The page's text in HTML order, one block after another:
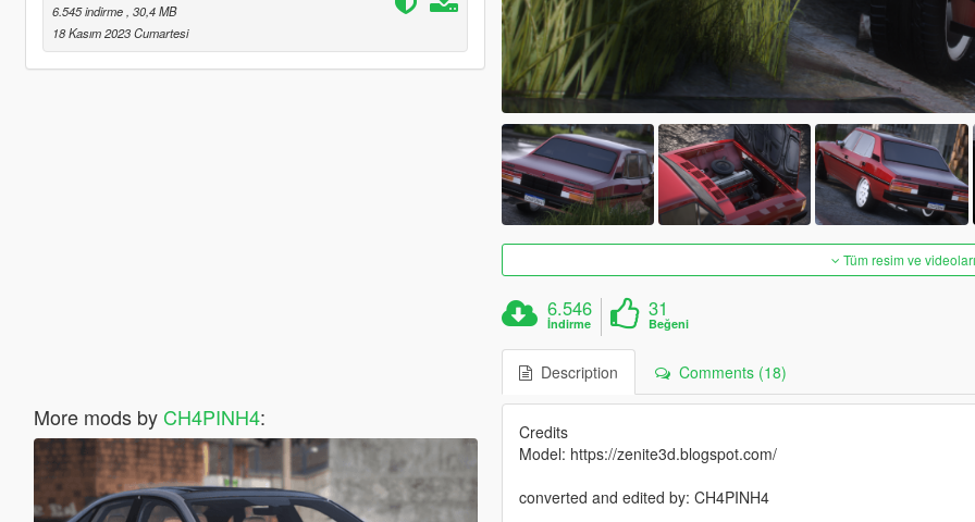
6.545 indirme , 30,4 MB
18 Kasım 2023 Cumartesi
More mods by CH4PINH4:
Tüm resim ve
6.546
İndirme
31
Beğeni
Description Comments (18)
Credits
Model: https://zenite3d.blogspot.com/
converted and edited by: CH4PINH4